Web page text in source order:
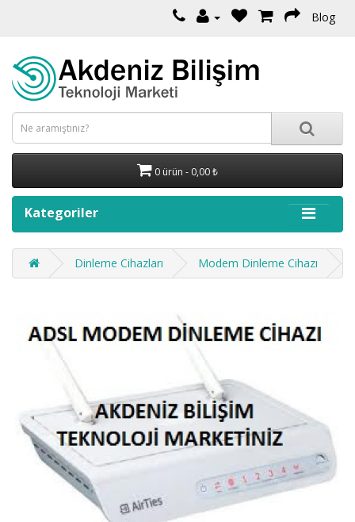
Blog
0 ürün - 0,00 ₺
Kategoriler
Dinleme Cihazları Modem Dinleme Cihazı